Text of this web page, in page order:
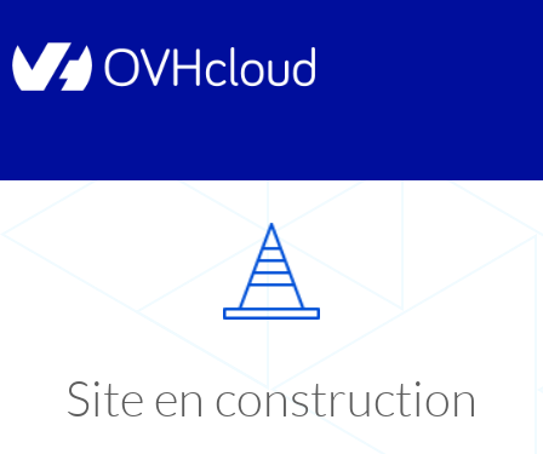
Site en construction